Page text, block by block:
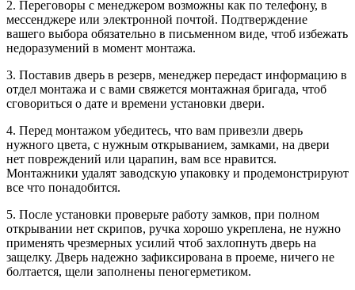
2. Переговоры с менеджером возможны как по телефону, в
мессенджере или электронной почтой. Подтверждение
вашего выбора обязательно в письменном виде, чтоб избежать
недоразумений в момент монтажа.
3. Поставив дверь в резерв, менеджер передаст информацию в
отдел монтажа и с вами свяжется монтажная бригада, чтоб
сговориться о дате и времени установки двери.
4. Перед монтажом убедитесь, что вам привезли дверь
нужного цвета, с нужным открыванием, замками, на двери
нет повреждений или царапин, вам все нравится.
Монтажники удалят заводскую упаковку и продемонстрируют
все что понадобится.
5. После установки проверьте работу замков, при полном
открывании нет скрипов, ручка хорошо укреплена, не нужно
применять чрезмерных усилий чтоб захлопнуть дверь на
защелку. Дверь надежно зафиксирована в проеме, ничего не
болтается, щели заполнены пеногерметиком.